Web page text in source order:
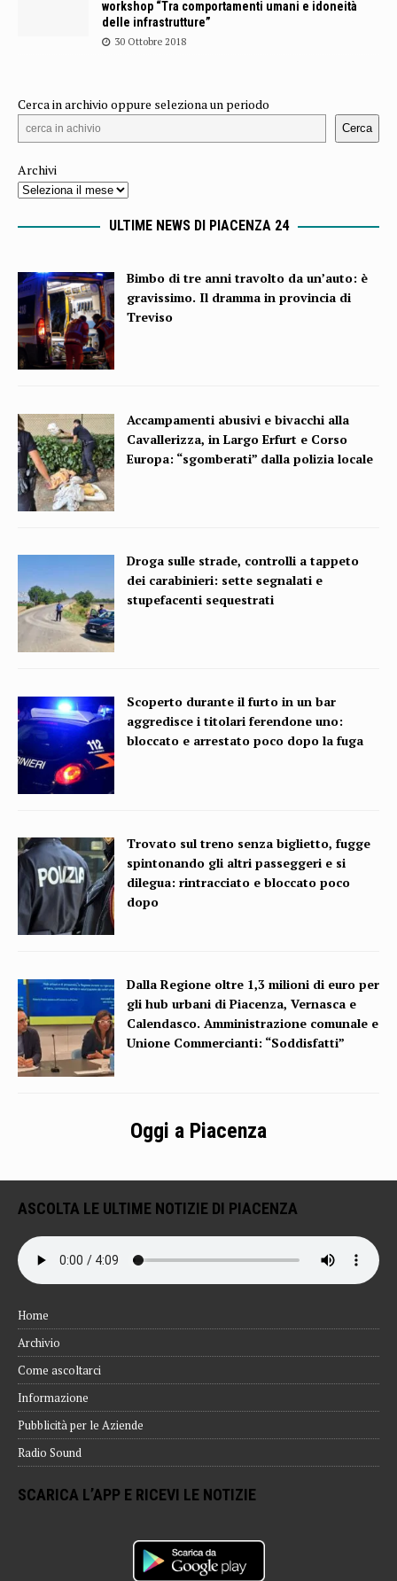
workshop “Tra comportamenti umani e idoneità
delle infrastrutture”
30 Ottobre 2018
Cerca in archivio oppure seleziona un periodo
Cerca
Archivi
ULTIME NEWS DI PIACENZA 24
Bimbo di tre anni travolto da un’auto: è
gravissimo. Il dramma in provincia di
Treviso
Accampamenti abusivi e bivacchi alla
Cavallerizza, in Largo Erfurt e Corso
Europa: “sgomberati” dalla polizia locale
Droga sulle strade, controlli a tappeto
dei carabinieri: sette segnalati e
stupefacenti sequestrati
Scoperto durante il furto in un bar
aggredisce i titolari ferendone uno:
bloccato e arrestato poco dopo la fuga
Trovato sul treno senza biglietto, fugge
spintonando gli altri passeggeri e si
dilegua: rintracciato e bloccato poco
dopo
Dalla Regione oltre 1,3 milioni di euro per
gli hub urbani di Piacenza, Vernasca e
Calendasco. Amministrazione comunale e
Unione Commercianti: “Soddisfatti”
Oggi a Piacenza
ASCOLTA LE ULTIME NOTIZIE DI PIACENZA
Home
Archivio
Come ascoltarci
Informazione
Pubblicità per le Aziende
Radio Sound
SCARICA L’APP E RICEVI LE NOTIZIE